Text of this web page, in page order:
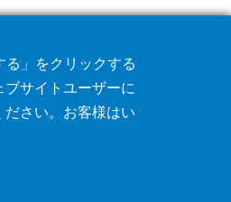
」をクリックする
サイトユーザーに
ださい。お客様はい